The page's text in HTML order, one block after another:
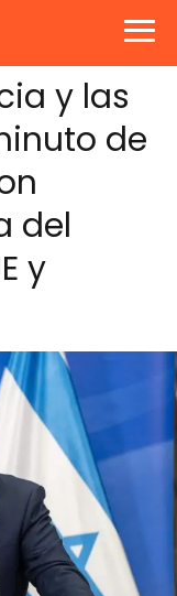
y las
de
del
y